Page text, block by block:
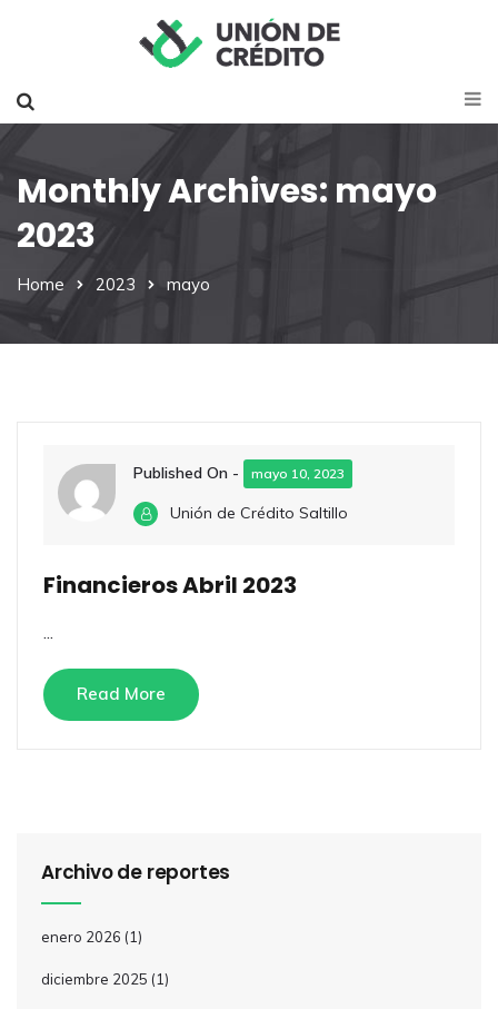
Monthly Archives: mayo
2023
Home 2023 mayo
Published On - mayo 10, 2023
Unión de Crédito Saltillo
Financieros Abril 2023
...
Read More
Archivo de reportes
enero 2026 (1)
diciembre 2025 (1)